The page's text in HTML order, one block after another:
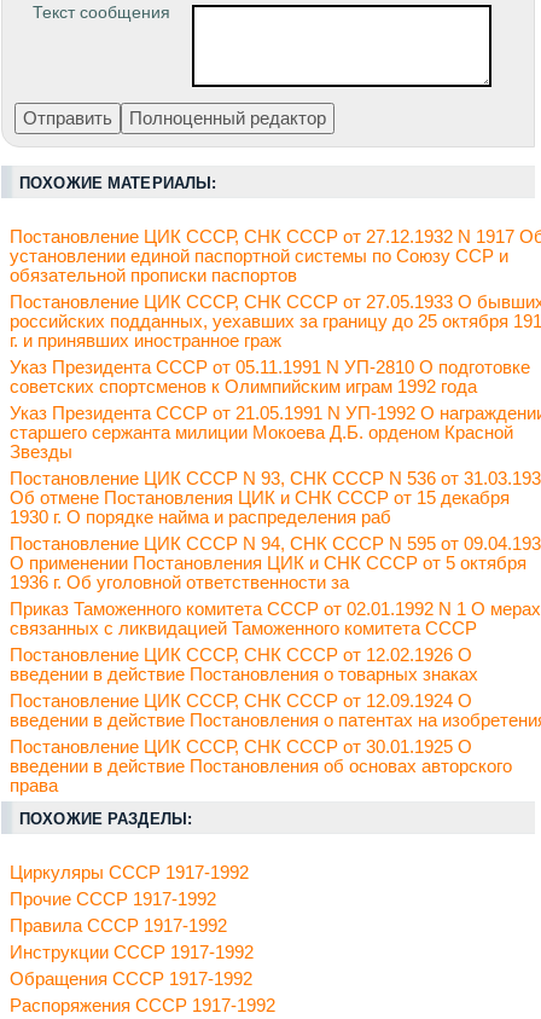
Текст сообщения
ПОХОЖИЕ МАТЕРИАЛЫ:
Постановление ЦИК СССР, СНК СССР от 27.12.1932 N 1917
установлении единой паспортной системы по Союзу ССР и
обязательной прописки паспортов
Постановление ЦИК СССР, СНК СССР от 27.05.1933 О
российских подданных, уехавших за границу до 25 октября
г. и принявших иностранное граж
Указ Президента СССР от 05.11.1991 N УП-2810 О подготовке
советских спортсменов к Олимпийским играм 1992 года
Указ Президента СССР от 21.05.1991 N УП-1992 О
старшего сержанта милиции Мокоева Д.Б. орденом Красной
Звезды
Постановление ЦИК СССР N 93, СНК СССР N 536 от
Об отмене Постановления ЦИК и СНК СССР от 15 декабря
1930 г. О порядке найма и распределения раб
Постановление ЦИК СССР N 94, СНК СССР N 595 от
О применении Постановления ЦИК и СНК СССР от 5 октября
1936 г. Об уголовной ответственности за
Приказ Таможенного комитета СССР от 02.01.1992 N 1 О
связанных с ликвидацией Таможенного комитета СССР
Постановление ЦИК СССР, СНК СССР от 12.02.1926 О
введении в действие Постановления о товарных знаках
Постановление ЦИК СССР, СНК СССР от 12.09.1924 О
введении в действие Постановления о патентах на
Постановление ЦИК СССР, СНК СССР от 30.01.1925 О
введении в действие Постановления об основах авторского
права
ПОХОЖИЕ РАЗДЕЛЫ:
Циркуляры СССР 1917-1992
Прочие СССР 1917-1992
Правила СССР 1917-1992
Инструкции СССР 1917-1992
Обращения СССР 1917-1992
Распоряжения СССР 1917-1992